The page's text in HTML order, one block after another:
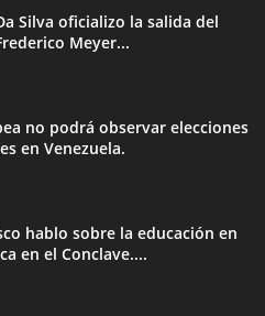
Silva oficializo la salida del
Meyer...
no podrá observar elecciones
en Venezuela.
hablo sobre la educación en
en el Conclave....